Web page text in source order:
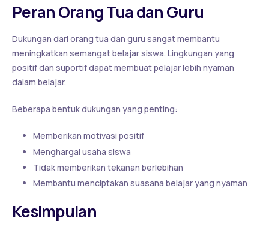
Peran Orang Tua dan Guru
Dukungan dari orang tua dan guru sangat membantu
meningkatkan semangat belajar siswa. Lingkungan yang
positif dan suportif dapat membuat pelajar lebih nyaman
dalam belajar.
Beberapa bentuk dukungan yang penting:
Memberikan motivasi positif
Menghargai usaha siswa
Tidak memberikan tekanan berlebihan
Membantu menciptakan suasana belajar yang nyaman
Kesimpulan